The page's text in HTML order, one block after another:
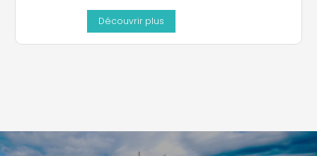
Découvrir plus